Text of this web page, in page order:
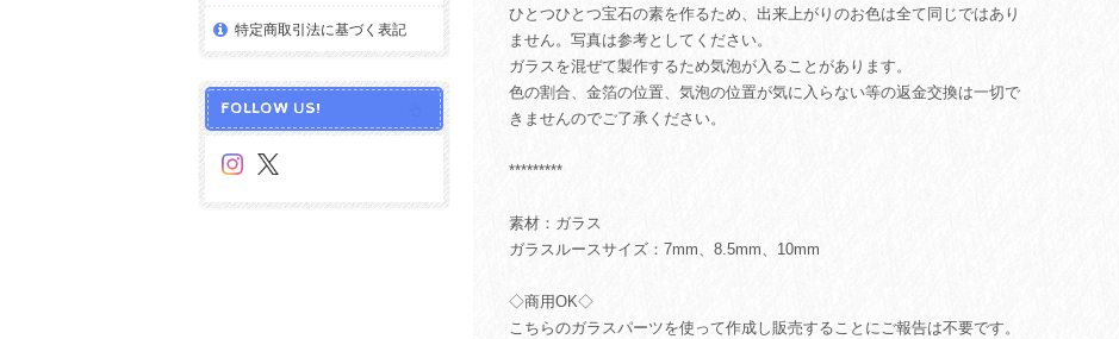
ひとつひとつ宝石の素を作るため、出来上がりのお色は全て同じではあり
ません。写真は参考としてください。
ガラスを混ぜて製作するため気泡が入ることがあります。
色の割合、金箔の位置、気泡の位置が気に入らない等の返金交換は一切で
きませんのでご了承ください。
*********
素材：ガラス
ガラスルースサイズ：7mm、8.5mm、10mm
◇商用OK◇
こちらのガラスパーツを使って作成し販売することにご報告は不要です。
特定商取引法に基づく表記
FOLLOW US!